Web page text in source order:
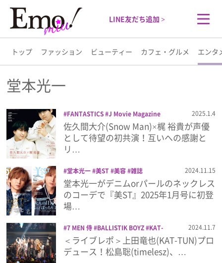
LINE友だち追加 >
トップ ファッション ビューティー カフェ・グルメ エンタ
トップ
ファッション
ビューティー
カフェ・グルメ
エンタメ
ライフスタイル
プレゼント
堂本光一
FANTASTICS J Movie Magazine
Snow Man
なにわ男子
パーフェク
ト・メモワール ババンババンバンバンパ
イア
ファーストキス 佐久間大介
僕ら
は人生で一回だけ魔法が使える
松村北斗 梶裕貴 神尾楓珠
2025.1.4
佐久間大介(Snow Man)×梶 裕貴が声優
として待望の初共演！互いへの感謝と
リ…
堂本光一 美ST 美容 雑誌 2024.11.15
堂本光一がデニムorパールのネックレス
のコーデで『美ST』2025年1月号に初登
場…
7 MEN 侍 BALLISTIK BOYZ
KAT-
TUN
timelesz Travis Japan パシフ
ィコ横浜
ハロウィン フェス
上田竜也
中村嶺亜 堂本光一 川島如恵留
松島
2024.11.7
＜ライブレポ＞上田竜也(KAT-TUN)プロ
デュース！松島聡(timelesz)、…